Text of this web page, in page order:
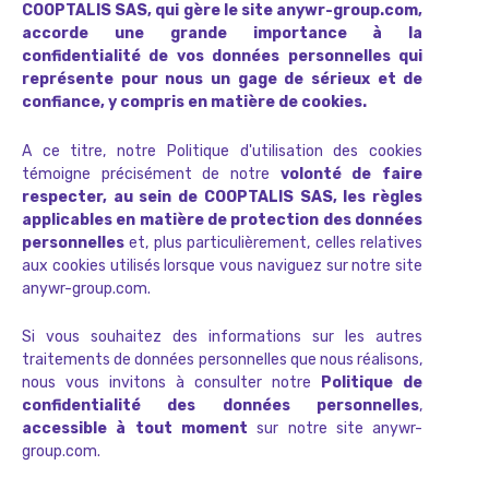
COOPTALIS SAS, qui gère le site anywr-group.com,
accorde une grande importance à la
confidentialité de vos données personnelles qui
représente pour nous un gage de sérieux et de
confiance, y compris en matière de cookies.
A ce titre, notre Politique d'utilisation des cookies
témoigne précisément de notre volonté de faire
respecter, au sein de COOPTALIS SAS, les règles
applicables en matière de protection des données
personnelles et, plus particulièrement, celles relatives
aux cookies utilisés lorsque vous naviguez sur notre site
anywr-group.com.
Si vous souhaitez des informations sur les autres
traitements de données personnelles que nous réalisons,
nous vous invitons à consulter notre
Politique de
confidentialité des données personnelles,
accessible à tout moment sur notre site anywr-
group.com.